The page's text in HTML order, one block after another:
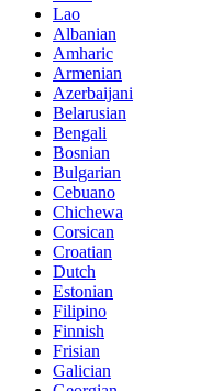
Lao
Albanian
Amharic
Armenian
Azerbaijani
Belarusian
Bengali
Bosnian
Bulgarian
Cebuano
Chichewa
Corsican
Croatian
Dutch
Estonian
Filipino
Finnish
Frisian
Galician